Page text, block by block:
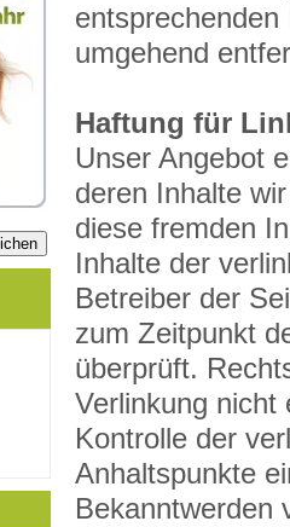
umgehend
Haftung für
Unser Angebot
deren Inhalte
diese fremden
Inhalte der
Betreiber der
zum Zeitpunkt
überprüft.
Verlinkung nicht
Kontrolle der
Anhaltspunkte
Bekanntwerden